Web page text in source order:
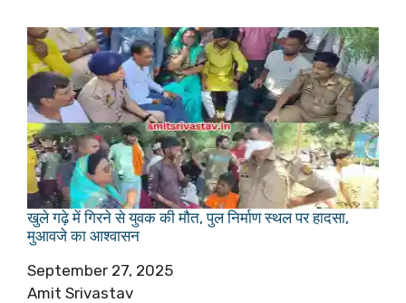
खुले गढ़े में गिरने से युवक की मौत, पुल निर्माण स्थल पर हादसा,
मुआवजे का आश्वासन
Date
September 27, 2025
Author
Amit Srivastav